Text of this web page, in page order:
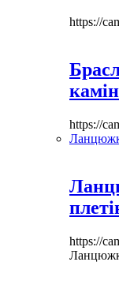
https://
https://
https://